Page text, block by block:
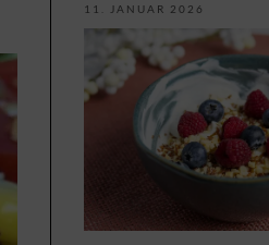
11. JANUAR 2026